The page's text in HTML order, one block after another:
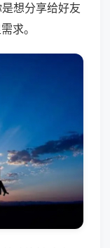
想分享给好友
求。